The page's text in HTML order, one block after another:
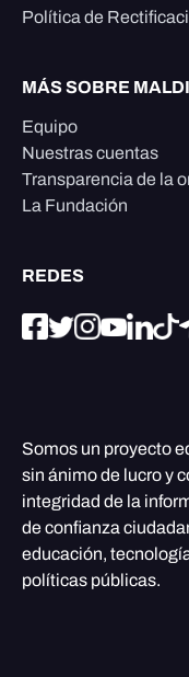
Política de
MÁS SOBRE
Equipo
Nuestras cuentas
Transparencia de la
La Fundación
REDES
Somos un proyecto
sin ánimo de lucro y
integridad de la
de confianza
educación,
políticas públicas.